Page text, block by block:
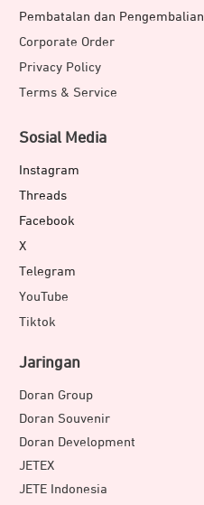
Pembatalan dan Pengembalian
Corporate Order
Privacy Policy
Terms & Service
Sosial Media
Instagram
Threads
Facebook
X
Telegram
YouTube
Tiktok
Jaringan
Doran Group
Doran Souvenir
Doran Development
JETEX
JETE Indonesia